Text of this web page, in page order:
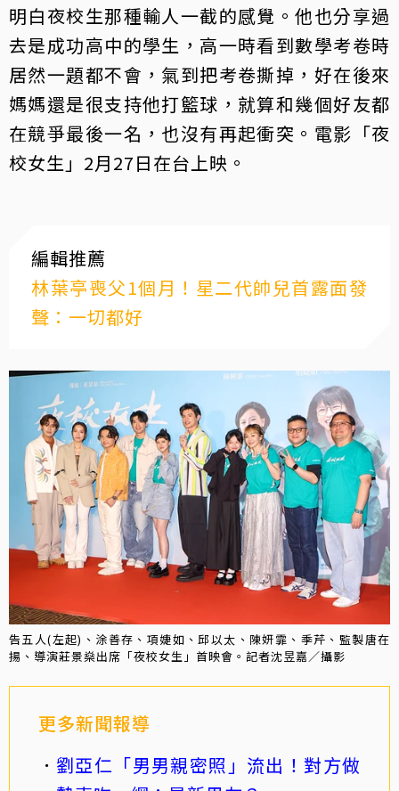
明白夜校生那種輸人一截的感覺。他也分享過
去是成功高中的學生，高一時看到數學考卷時
居然一題都不會，氣到把考卷撕掉，好在後來
媽媽還是很支持他打籃球，就算和幾個好友都
在競爭最後一名，也沒有再起衝突。電影「夜
校女生」2月27日在台上映。
編輯推薦
林葉亭喪父1個月！星二代帥兒首露面發
聲：一切都好
告五人(左起)、涂善存、項婕如、邱以太、陳妍霏、季芹、監製唐在
揚、導演莊景燊出席「夜校女生」首映會。記者沈昱嘉／攝影
更多新聞報導
劉亞仁「男男親密照」流出！對方做